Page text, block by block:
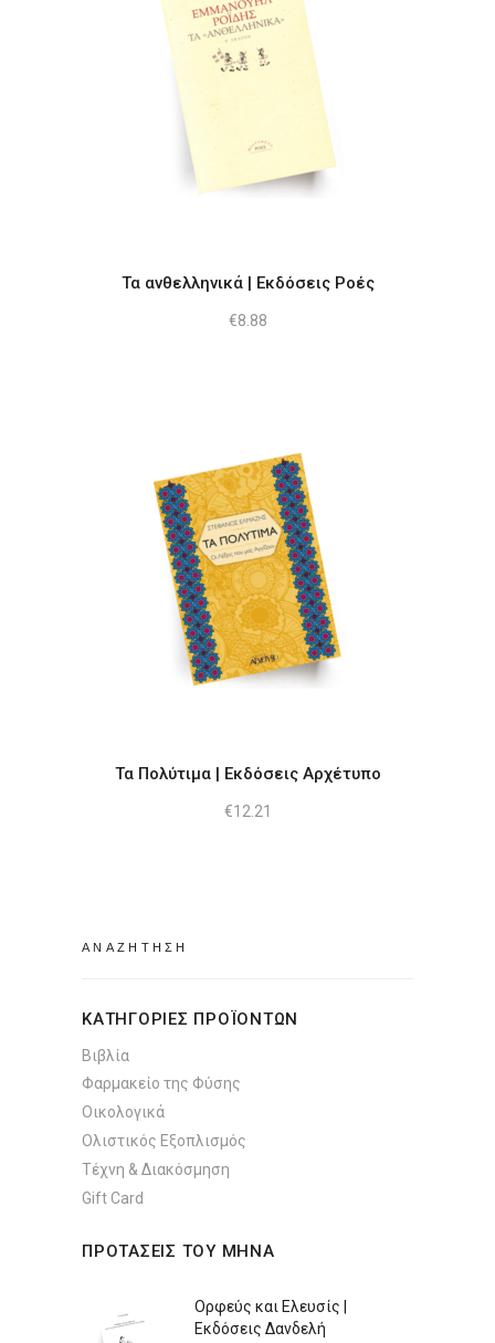
Τα ανθελληνικά | Εκδόσεις Ροές
€8.88
Τα Πολύτιμα | Εκδόσεις Αρχέτυπο
€12.21
ΚΑΤΗΓΟΡΙΕΣ ΠΡΟΪΟΝΤΩΝ
Βιβλία
Φαρμακείο της Φύσης
Οικολογικά
Ολιστικός Εξοπλισμός
Τέχνη & Διακόσμηση
Gift Card
ΠΡΟΤΑΣΕΙΣ ΤΟΥ ΜΗΝΑ
Ορφεύς και Ελευσίς |
Εκδόσεις Δανδελή